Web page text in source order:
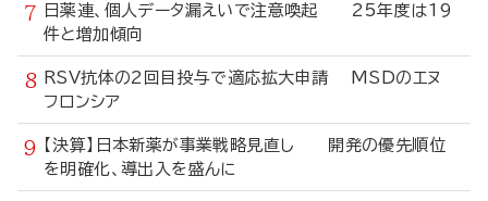
日薬連、個人データ漏えいで注意喚起 25年度は19
件と増加傾向
RSV抗体の2回目投与で適応拡大申請 MSDのエヌ
フロンシア
【決算】日本新薬が事業戦略見直し 開発の優先順位
を明確化、導出入を盛んに